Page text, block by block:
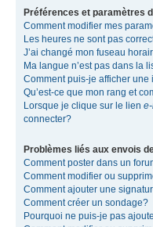
Préférences et paramètres
Comment modifier mes
Les heures ne sont pas
J’ai changé mon fuseau
Ma langue n’est pas dans la
Comment puis-je afficher une
Qu’est-ce que mon rang et
Lorsque je clique sur le lien
connecter?
Problèmes liés aux envois
Comment poster dans un
Comment modifier ou
Comment ajouter une
Comment créer un sondage?
Pourquoi ne puis-je pas